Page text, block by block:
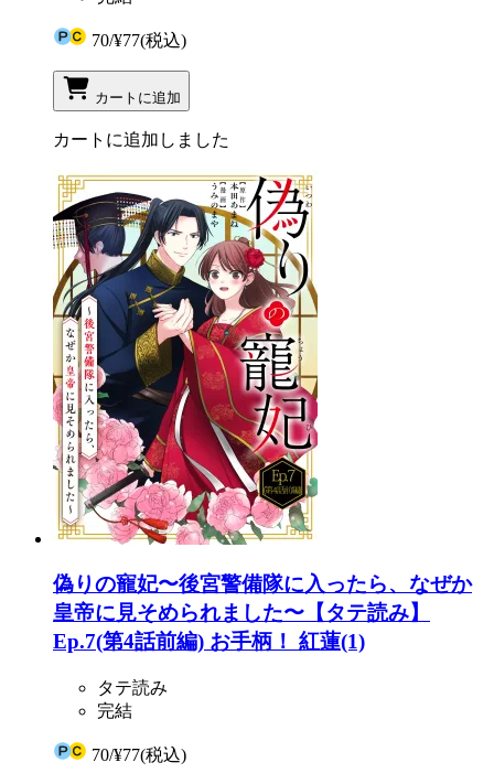
70/¥77(税込)
カートに追加
カートに追加しました
偽りの寵妃〜後宮警備隊に入ったら、なぜか
皇帝に見そめられました〜【タテ読み】
Ep.7(第4話前編) お手柄！ 紅蓮(1)
タテ読み
完結
70/¥77(税込)